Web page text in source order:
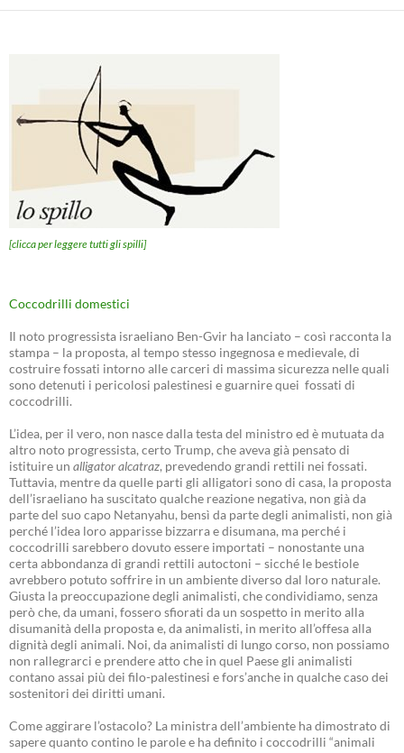
[clicca per leggere tutti gli spilli]
Coccodrilli domestici
Il noto progressista israeliano Ben-Gvir ha lanciato – così racconta la
stampa – la proposta, al tempo stesso ingegnosa e medievale, di
costruire fossati intorno alle carceri di massima sicurezza nelle quali
sono detenuti i pericolosi palestinesi e guarnire quei fossati di
coccodrilli.
L’idea, per il vero, non nasce dalla testa del ministro ed è mutuata da
altro noto progressista, certo Trump, che aveva già pensato di
istituire un alligator alcatraz, prevedendo grandi rettili nei fossati.
Tuttavia, mentre da quelle parti gli alligatori sono di casa, la proposta
dell’israeliano ha suscitato qualche reazione negativa, non già da
parte del suo capo Netanyahu, bensì da parte degli animalisti, non già
perché l’idea loro apparisse bizzarra e disumana, ma perché i
coccodrilli sarebbero dovuto essere importati – nonostante una
certa abbondanza di grandi rettili autoctoni – sicché le bestiole
avrebbero potuto soffrire in un ambiente diverso dal loro naturale.
Giusta la preoccupazione degli animalisti, che condividiamo, senza
però che, da umani, fossero sfiorati da un sospetto in merito alla
disumanità della proposta e, da animalisti, in merito all’offesa alla
dignità degli animali. Noi, da animalisti di lungo corso, non possiamo
non rallegrarci e prendere atto che in quel Paese gli animalisti
contano assai più dei filo-palestinesi e fors’anche in qualche caso dei
sostenitori dei diritti umani.
Come aggirare l’ostacolo? La ministra dell’ambiente ha dimostrato di
sapere quanto contino le parole e ha definito i coccodrilli “animali